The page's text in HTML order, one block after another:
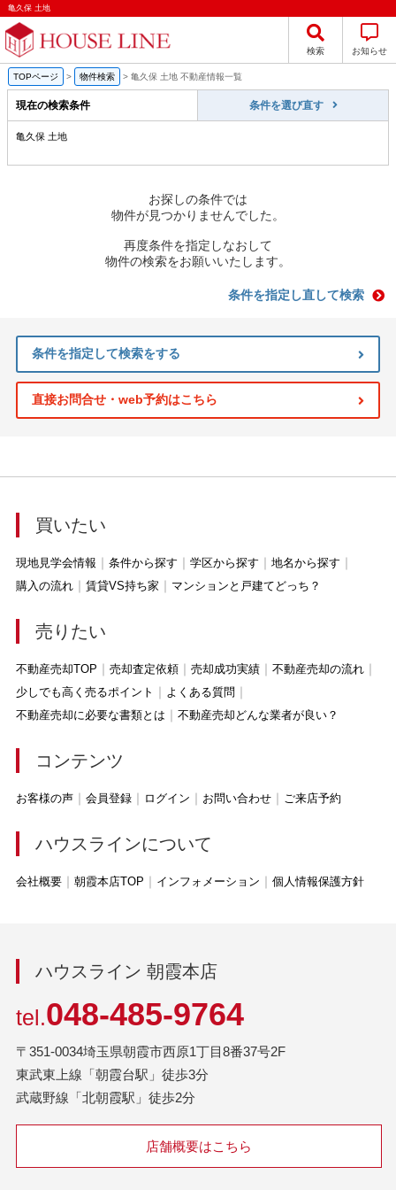
亀久保 土地
検索 お知らせ
TOPページ > 物件検索 > 亀久保 土地 不動産情報一覧
現在の検索条件 条件を選び直す
亀久保 土地
お探しの条件では
物件が見つかりませんでした。
再度条件を指定しなおして
物件の検索をお願いいたします。
条件を指定し直して検索
条件を指定して検索をする
直接お問合せ・web予約はこちら
買いたい
現地見学会情報 条件から探す 学区から探す
地名から探す
購入の流れ
賃貸VS持ち家 マンションと戸建てどっち？
売りたい
不動産売却TOP 売却査定依頼 売却成功実績
不動産売却の流れ
少しでも高く売るポイント
よくある質問
不動産売却に必要な書類とは
不動産売却どんな業者が良い？
コンテンツ
お客様の声 会員登録 ログイン お問い合わせ ご来店予約
ハウスラインについて
会社概要 朝霞本店TOP インフォメーション 個人情報保護方針
ハウスライン 朝霞本店
tel.048-485-9764
〒351-0034埼玉県朝霞市西原1丁目8番37号2F
東武東上線「朝霞台駅」徒歩3分
武蔵野線「北朝霞駅」徒歩2分
店舗概要はこちら